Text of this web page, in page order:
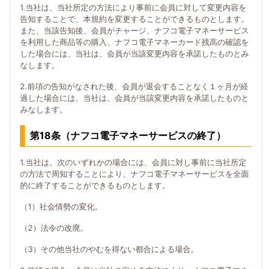
1.当社は、当社所定の方法により事前に会員に対して変更内容を
告知することで、本規約を変更することができるものとします。
また、当該告知後、会員がチャージ、ナフコ電子マネーサービス
を利用した商品等の購入、ナフコ電子マネーカード残高の確認を
した場合には、当社は、会員が当該変更内容を承諾したものとみ
なします。
2.前項の告知がなされた後、会員が退会することなく１ヶ月が経
過した場合には、当社は、会員が当該変更内容を承諾したものと
みなします。
第18条（ナフコ電子マネーサービスの終了）
1.当社は、次のいずれかの場合には、会員に対し事前に当社所定
の方法で周知することにより、ナフコ電子マネーサービスを全面
的に終了することができるものとします。
（1）社会情勢の変化。
（2）法令の改廃。
（3）その他当社のやむを得ない都合による場合。